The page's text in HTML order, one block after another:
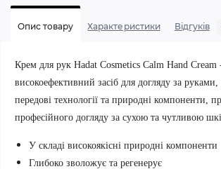
Опис товару Характеристики Відгуків
Крем для рук Hadat Cosmetics Calm Hand Cream
високоефективний засіб для догляду за
передові технології та природні компоненти,
професійного догляду за сухою та чутливою
У складі високоякісні природні компоненти
Глибоко зволожує та регенерує